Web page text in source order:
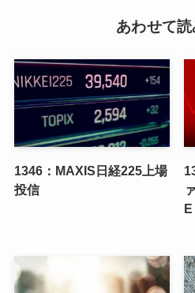
あわせて
1346：MAXIS日経225上場
投信